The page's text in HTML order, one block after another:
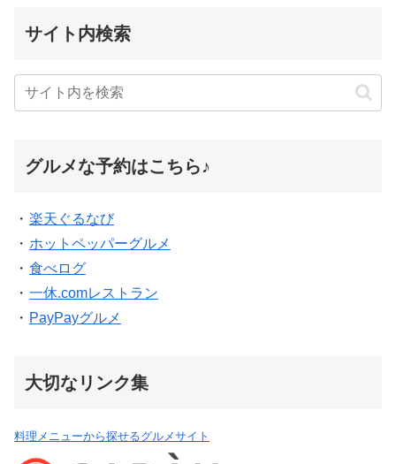
サイト内検索
グルメな予約はこちら♪
・ 楽天ぐるなび
・ ホットペッパーグルメ
・ 食べログ
・ 一休.comレストラン
・ PayPayグルメ
大切なリンク集
料理メニューから探せるグルメサイト